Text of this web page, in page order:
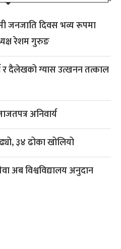
जनजाति दिवस भव्य रूपमा
रेशम गुरुङ
र दैलेखको ग्यास उत्खनन तत्काल
अनिवार्य
३४ ढोका खोलियो
अब विश्वविद्यालय अनुदान